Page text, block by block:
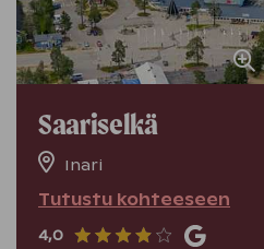
Saariselkä
Inari
Tutustu kohteeseen
4,0